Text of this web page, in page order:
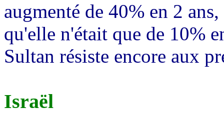
augmenté de 40% en 2
qu'elle n'était que de 10%
Sultan résiste encore aux
Israël